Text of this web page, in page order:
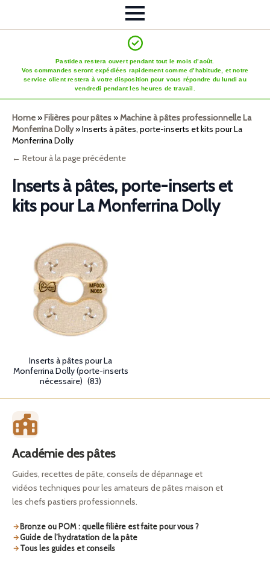
Pastidea restera ouvert pendant tout le mois d’août.
Vos commandes seront expédiées rapidement comme d’habitude, et notre
service client restera à votre disposition pour vous répondre du lundi au
vendredi pendant les heures de travail.
Home»Filières pour pâtes»Machine à pâtes professionnelle La
Monferrina Dolly»Inserts à pâtes, porte-inserts et kits pour La
Monferrina Dolly
← Retour à la page précédente
Inserts à pâtes, porte-inserts et
kits pour La Monferrina Dolly
Inserts à pâtes pour La
Monferrina Dolly (porte-inserts
nécessaire) (83)
Académie des pâtes
Guides, recettes de pâte, conseils de dépannage et
vidéos techniques pour les amateurs de pâtes maison et
les chefs pastiers professionnels.
Bronze ou POM : quelle filière est faite pour vous ?
Guide de l’hydratation de la pâte
Tous les guides et conseils